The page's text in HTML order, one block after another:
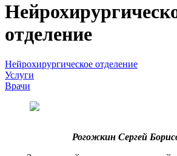
отделение
Нейрохирургическое отделение
Услуги
Врачи
Рогожкин Сергей